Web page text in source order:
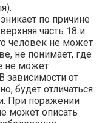
по причине
часть 18 и
человек не может
не понимает, где
не может
зависимости от
будет отличаться
При поражении
может описать